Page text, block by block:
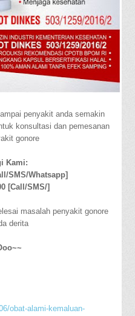
penyakit anda semakin
konsultasi dan pemesanan
gonore
Kami:
SMS/Whatsapp]
[Call/SMS/]
masalah penyakit gonore
derita
obat-alami-kemaluan-